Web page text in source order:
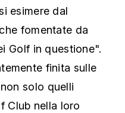
esimere dal
fomentate da
Golf in questione".
finita sulle
solo quelli
Club nella loro